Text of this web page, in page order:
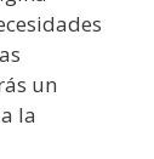
un
la